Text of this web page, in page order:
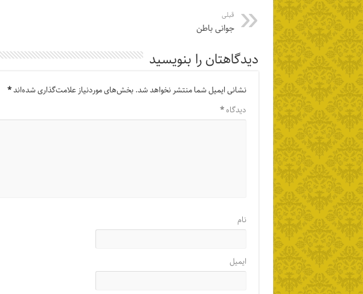
قبلی
جوانی باطن
دیدگاهتان را بنویسید
نشانی ایمیل شما منتشر نخواهد شد.بخش‌های موردنیاز علامت‌گذاری شده‌اند*
دیدگاه*
نام
ایمیل